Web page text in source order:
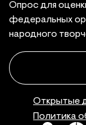
Опрос для
федеральных
народного
Открытые
Политика